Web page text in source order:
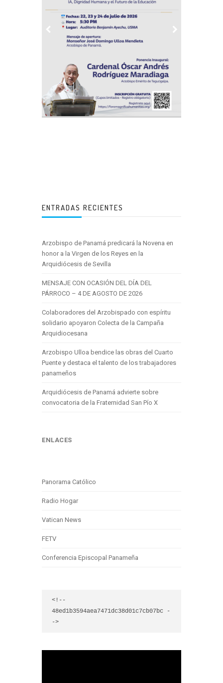
ENTRADAS RECIENTES
Arzobispo de Panamá predicará la Novena en
honor a la Virgen de los Reyes en la
Arquidiócesis de Sevilla
MENSAJE CON OCASIÓN DEL DÍA DEL
PÁRROCO – 4 DE AGOSTO DE 2026
Colaboradores del Arzobispado con espíritu
solidario apoyaron Colecta de la Campaña
Arquidiocesana
Arzobispo Ulloa bendice las obras del Cuarto
Puente y destaca el talento de los trabajadores
panameños
Arquidiócesis de Panamá advierte sobre
convocatoria de la Fraternidad San Pío X
ENLACES
Panorama Católico
Radio Hogar
Vatican News
FETV
Conferencia Episcopal Panameña
<!--
48ed1b3594aea7471dc38d01c7cb07bc -
->